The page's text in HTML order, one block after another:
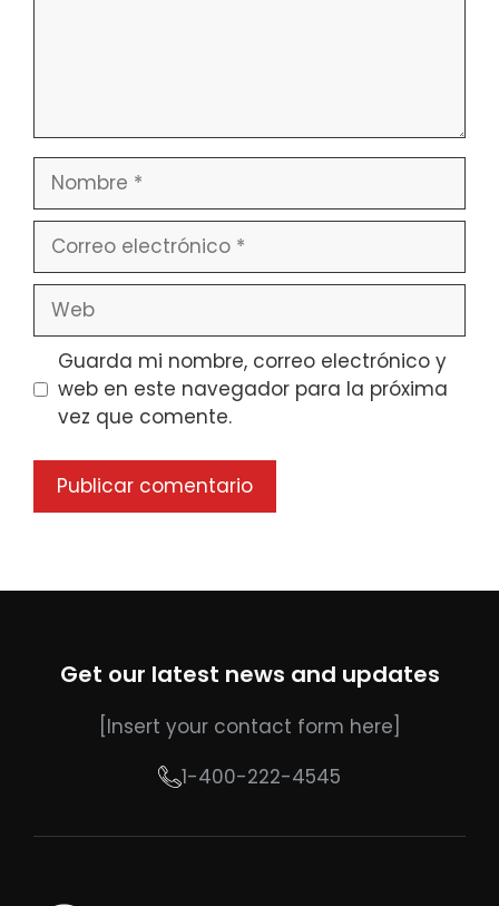
Nombre
Correo
electrónico
Web
Guarda mi nombre, correo electrónico y
web en este navegador para la próxima
vez que comente.
Get our latest news and updates
[Insert your contact form here]
1-400-222-4545